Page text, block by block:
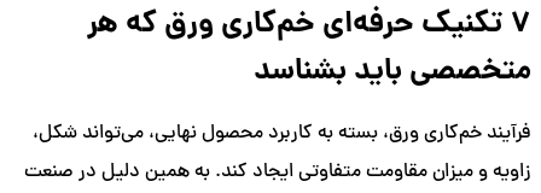
۷ تکنیک حرفه‌ای خم‌کاری ورق که هر
متخصصی باید بشناسد
فرآیند خم‌کاری ورق، بسته به کاربرد محصول نهایی، می‌تواند شکل،
زاویه و میزان مقاومت متفاوتی ایجاد کند. به همین دلیل در صنعت